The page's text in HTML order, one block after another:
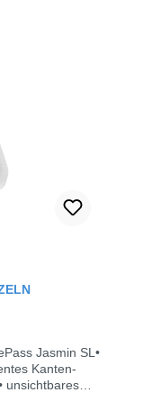
Jasmin SL•
Kanten-
unsichtbares